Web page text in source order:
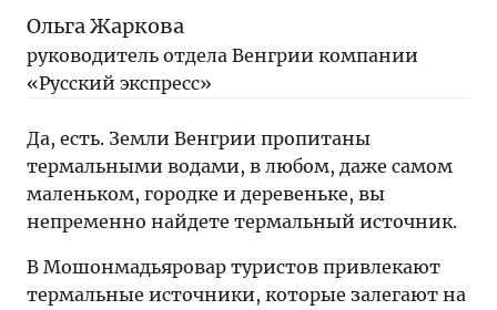
Ольга Жаркова
руководитель отдела Венгрии компании
«Русский экспресс»
Да, есть. Земли Венгрии пропитаны
термальными водами, в любом, даже самом
маленьком, городке и деревеньке, вы
непременно найдете термальный источник.
В Мошонмадьяровар туристов привлекают
термальные источники, которые залегают на